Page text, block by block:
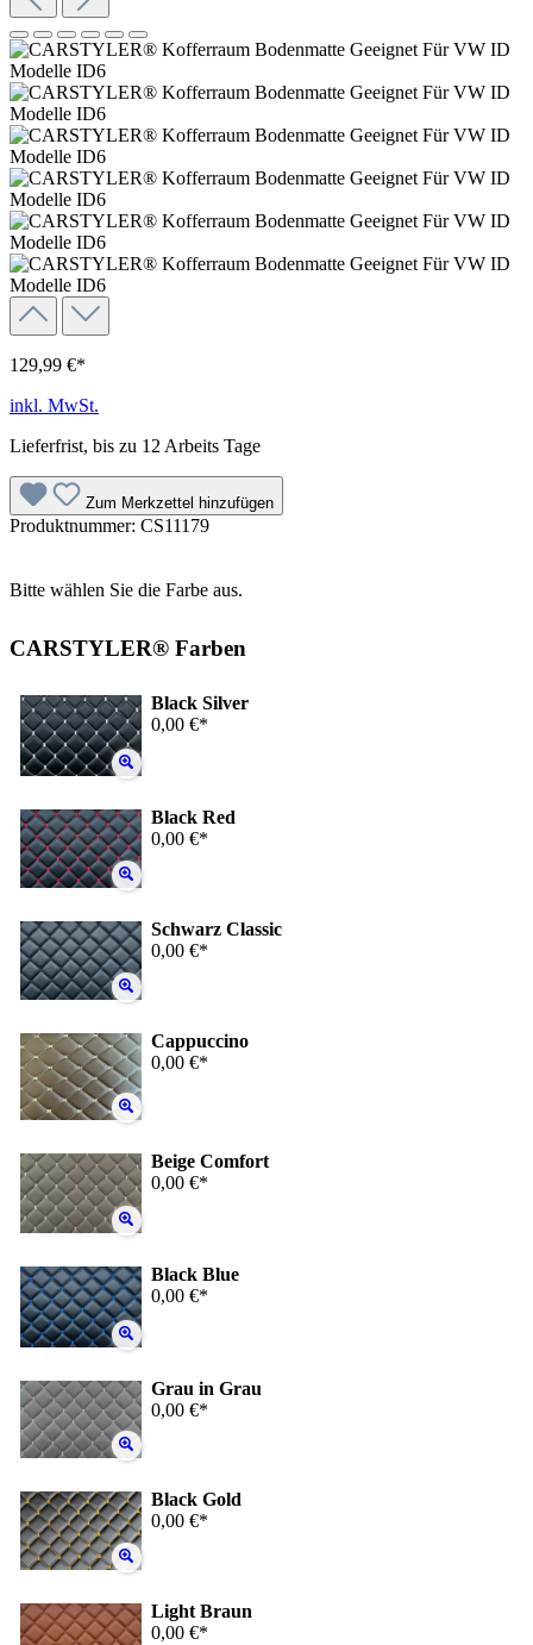
129,99 €*
inkl. MwSt.
Lieferfrist, bis zu 12 Arbeits Tage
Zum Merkzettel hinzufügen
Produktnummer: CS11179
Bitte wählen Sie die Farbe aus.
CARSTYLER® Farben
Black Silver
0,00 €*
Black Red
0,00 €*
Schwarz Classic
0,00 €*
Cappuccino
0,00 €*
Beige Comfort
0,00 €*
Black Blue
0,00 €*
Grau in Grau
0,00 €*
Black Gold
0,00 €*
Light Braun
0,00 €*